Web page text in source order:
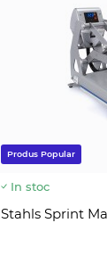
Produs Popular
In stoc
Stahls Sprint